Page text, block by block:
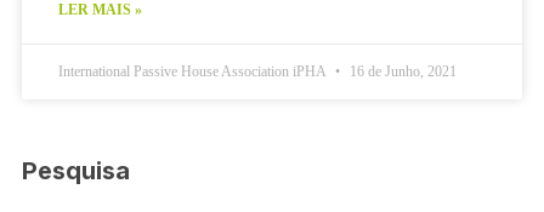
LER MAIS »
International Passive House Association iPHA 16 de Junho, 2021
Pesquisa